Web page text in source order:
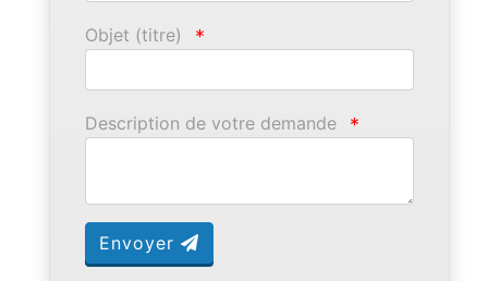
Objet (titre) *
Description de votre demande *
Envoyer